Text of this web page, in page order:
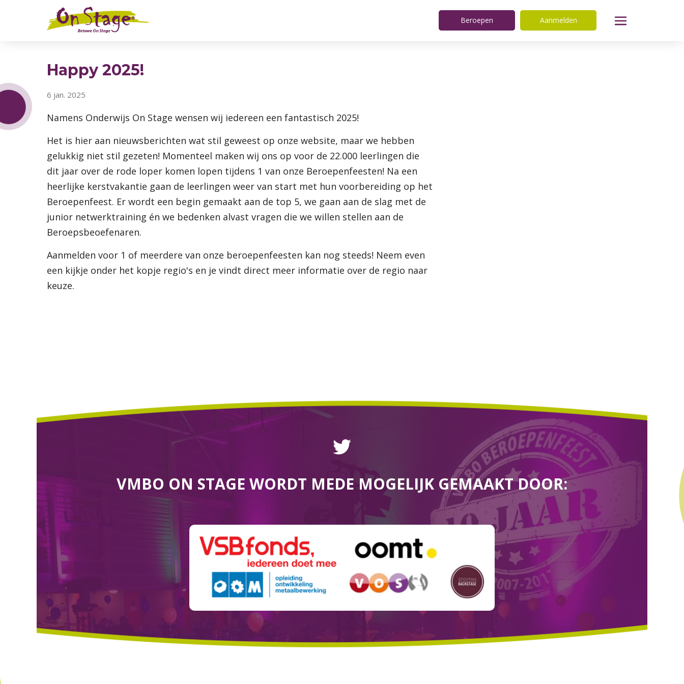
Beroepen Aanmelden
Happy 2025!
6 jan. 2025
Namens Onderwijs On Stage wensen wij iedereen een fantastisch 2025!
Het is hier aan nieuwsberichten wat stil geweest op onze website, maar we hebben
gelukkig niet stil gezeten! Momenteel maken wij ons op voor de 22.000 leerlingen die
dit jaar over de rode loper komen lopen tijdens 1 van onze Beroepenfeesten! Na een
heerlijke kerstvakantie gaan de leerlingen weer van start met hun voorbereiding op het
Beroepenfeest. Er wordt een begin gemaakt aan de top 5, we gaan aan de slag met de
junior netwerktraining én we bedenken alvast vragen die we willen stellen aan de
Beroepsbeoefenaren.
Aanmelden voor 1 of meerdere van onze beroepenfeesten kan nog steeds! Neem even
een kijkje onder het kopje regio's en je vindt direct meer informatie over de regio naar
keuze.
VMBO ON STAGE WORDT MEDE MOGELIJK GEMAAKT DOOR: